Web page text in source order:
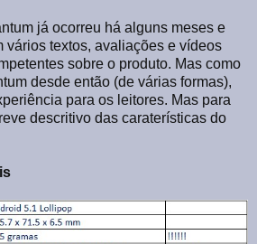
já ocorreu há alguns meses e
vários textos, avaliações e vídeos
sobre o produto. Mas como
desde então (de várias formas),
para os leitores. Mas para
descritivo das caraterísticas do